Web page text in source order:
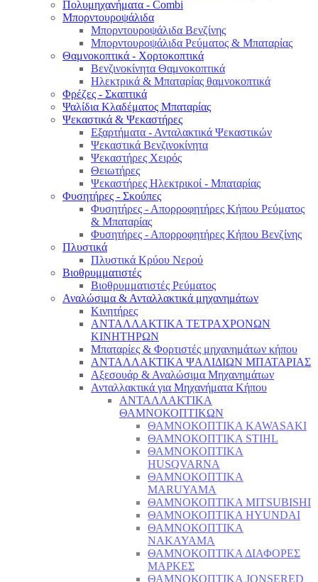
Πολυμηχανήματα - Combi
Μπορντουροψάλιδα
Μπορντουροψάλιδα Βενζίνης
Μπορντουροψάλιδα Ρεύματος & Μπαταρίας
Θαμνοκοπτικά - Χορτοκοπτικά
Βενζινοκίνητα Θαμνοκοπτικά
Ηλεκτρικά & Μπαταρίας θαμνοκοπτικά
Φρέζες - Σκαπτικά
Ψαλίδια Κλαδέματος Μπαταρίας
Ψεκαστικά & Ψεκαστήρες
Εξαρτήματα - Ανταλακτικά Ψεκαστικών
Ψεκαστικά Βενζινοκίνητα
Ψεκαστήρες Χειρός
Θειωτήρες
Ψεκαστήρες Ηλεκτρικοί - Μπαταρίας
Φυσητήρες - Σκούπες
Φυσητήρες - Απορροφητήρες Κήπου Ρεύματος
& Μπαταρίας
Φυσητήρες - Απορροφητήρες Κήπου Βενζίνης
Πλυστικά
Πλυστικά Κρύου Νερού
Βιοθρυμματιστές
Βιοθρυμματιστές Ρεύματος
Αναλώσιμα & Ανταλλακτικά μηχανημάτων
Κινητήρες
ΑΝΤΑΛΛΑΚΤΙΚΑ ΤΕΤΡΑΧΡΟΝΩΝ
ΚΙΝΗΤΗΡΩΝ
Μπαταρίες & Φορτιστές μηχανημάτων κήπου
ΑΝΤΑΛΛΑΚΤΙΚΑ ΨΑΛΙΔΙΩΝ ΜΠΑΤΑΡΙAΣ
Αξεσουάρ & Αναλώσιμα Μηχανημάτων
Ανταλλακτικά για Μηχανήματα Κήπου
ΑΝΤΑΛΛΑΚΤΙΚΑ
ΘΑΜΝΟΚΟΠΤΙΚΩΝ
ΘΑΜΝΟΚΟΠΤΙΚΑ KAWASAKI
ΘΑΜΝΟΚΟΠΤΙΚΑ STIHL
ΘΑΜΝΟΚΟΠΤΙΚΑ
HUSQVARNA
ΘΑΜΝΟΚΟΠΤΙΚΑ
MARUYAMA
ΘΑΜΝΟΚΟΠΤΙΚΑ MITSUBISHI
ΘΑΜΝΟΚΟΠΤΙΚΑ HYUNDAI
ΘΑΜΝΟΚΟΠΤΙΚΑ
NAKAYAMA
ΘΑΜΝΟΚΟΠΤΙΚΑ ΔΙΑΦΟΡΕΣ
ΜΑΡΚΕΣ
ΘΑΜΝΟΚΟΠΤΙΚΑ JONSERED